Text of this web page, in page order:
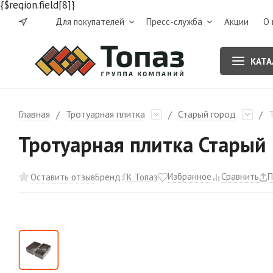
{$region.field[8]}
Для покупателей Пресс-служба Акции О
Главная / Тротуарная плитка / Старый город /
Тротуарная плитка
Оставить отзывБренд:ГК Топаз Избранное Сравнить